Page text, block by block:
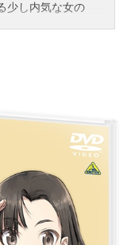
少し内気な女の
かみ)から手違いで
げる波乱万丈恋模
ながらも成長して
ぐな姿に胸打たれ
つまった作品で
、こんこん、恋い
アニメスケジュー
水）～2014年3
ほか話数全1